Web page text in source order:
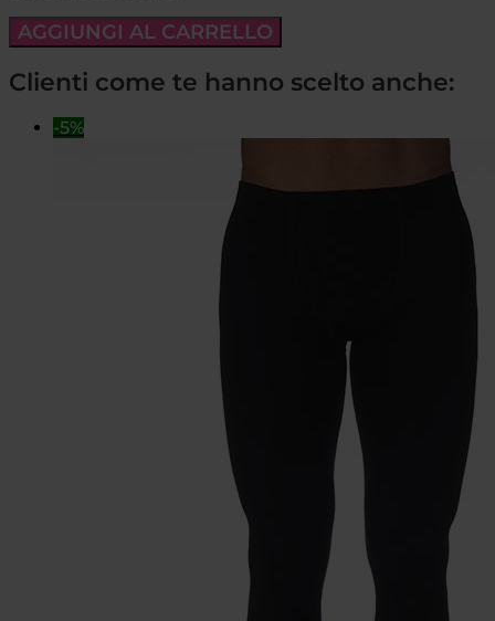
AGGIUNGI AL CARRELLO
Clienti come te hanno scelto anche:
-5%